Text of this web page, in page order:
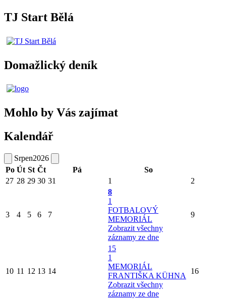
TJ Start Bělá
Domažlický deník
Mohlo by Vás zajímat
Kalendář
Srpen2026
Po Út St Čt Pá
So
27 28 29 30 31 1 2
3 4 5 6 7
8
1
FOTBALOVÝ
MEMORIÁL
Zobrazit všechny
záznamy ze dne
9
10 11 12 13 14
15
1
MEMORIÁL
FRANTIŠKA KÜHNA
Zobrazit všechny
záznamy ze dne
16